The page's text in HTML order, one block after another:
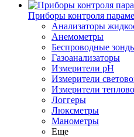
Приборы контроля
Анализаторы
Анемометры
Беспроводные
Газоанализаторы
Измерители pH
Измерители
Измерители
Логгеры
Люксметры
Манометры
Еще